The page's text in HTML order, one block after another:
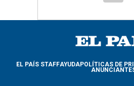
EL PAÍS STAFFAYUDAPOLÍTICAS DE